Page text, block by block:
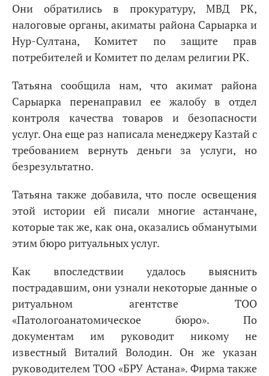
Они обратились в прокуратуру, МВД РК,
налоговые органы, акиматы района Сарыарка и
Нур-Султана, Комитет по защите прав
потребителей и Комитет по делам религии РК.
Татьяна сообщила нам, что акимат района
Сарыарка перенаправил ее жалобу в отдел
контроля качества товаров и безопасности
услуг. Она еще раз написала менеджеру Казтай с
требованием вернуть деньги за услуги, но
безрезультатно.
Татьяна также добавила, что после освещения
этой истории ей писали многие астанчане,
которые так же, как она, оказались обманутыми
этим бюро ритуальных услуг.
Как впоследствии удалось выяснить
пострадавшим, они узнали некоторые данные о
ритуальном агентстве ТОО
«Патологоанатомическое бюро». По
документам им руководит никому не
известный Виталий Володин. Он же указан
руководителем ТОО «БРУ Астана». Фирма также